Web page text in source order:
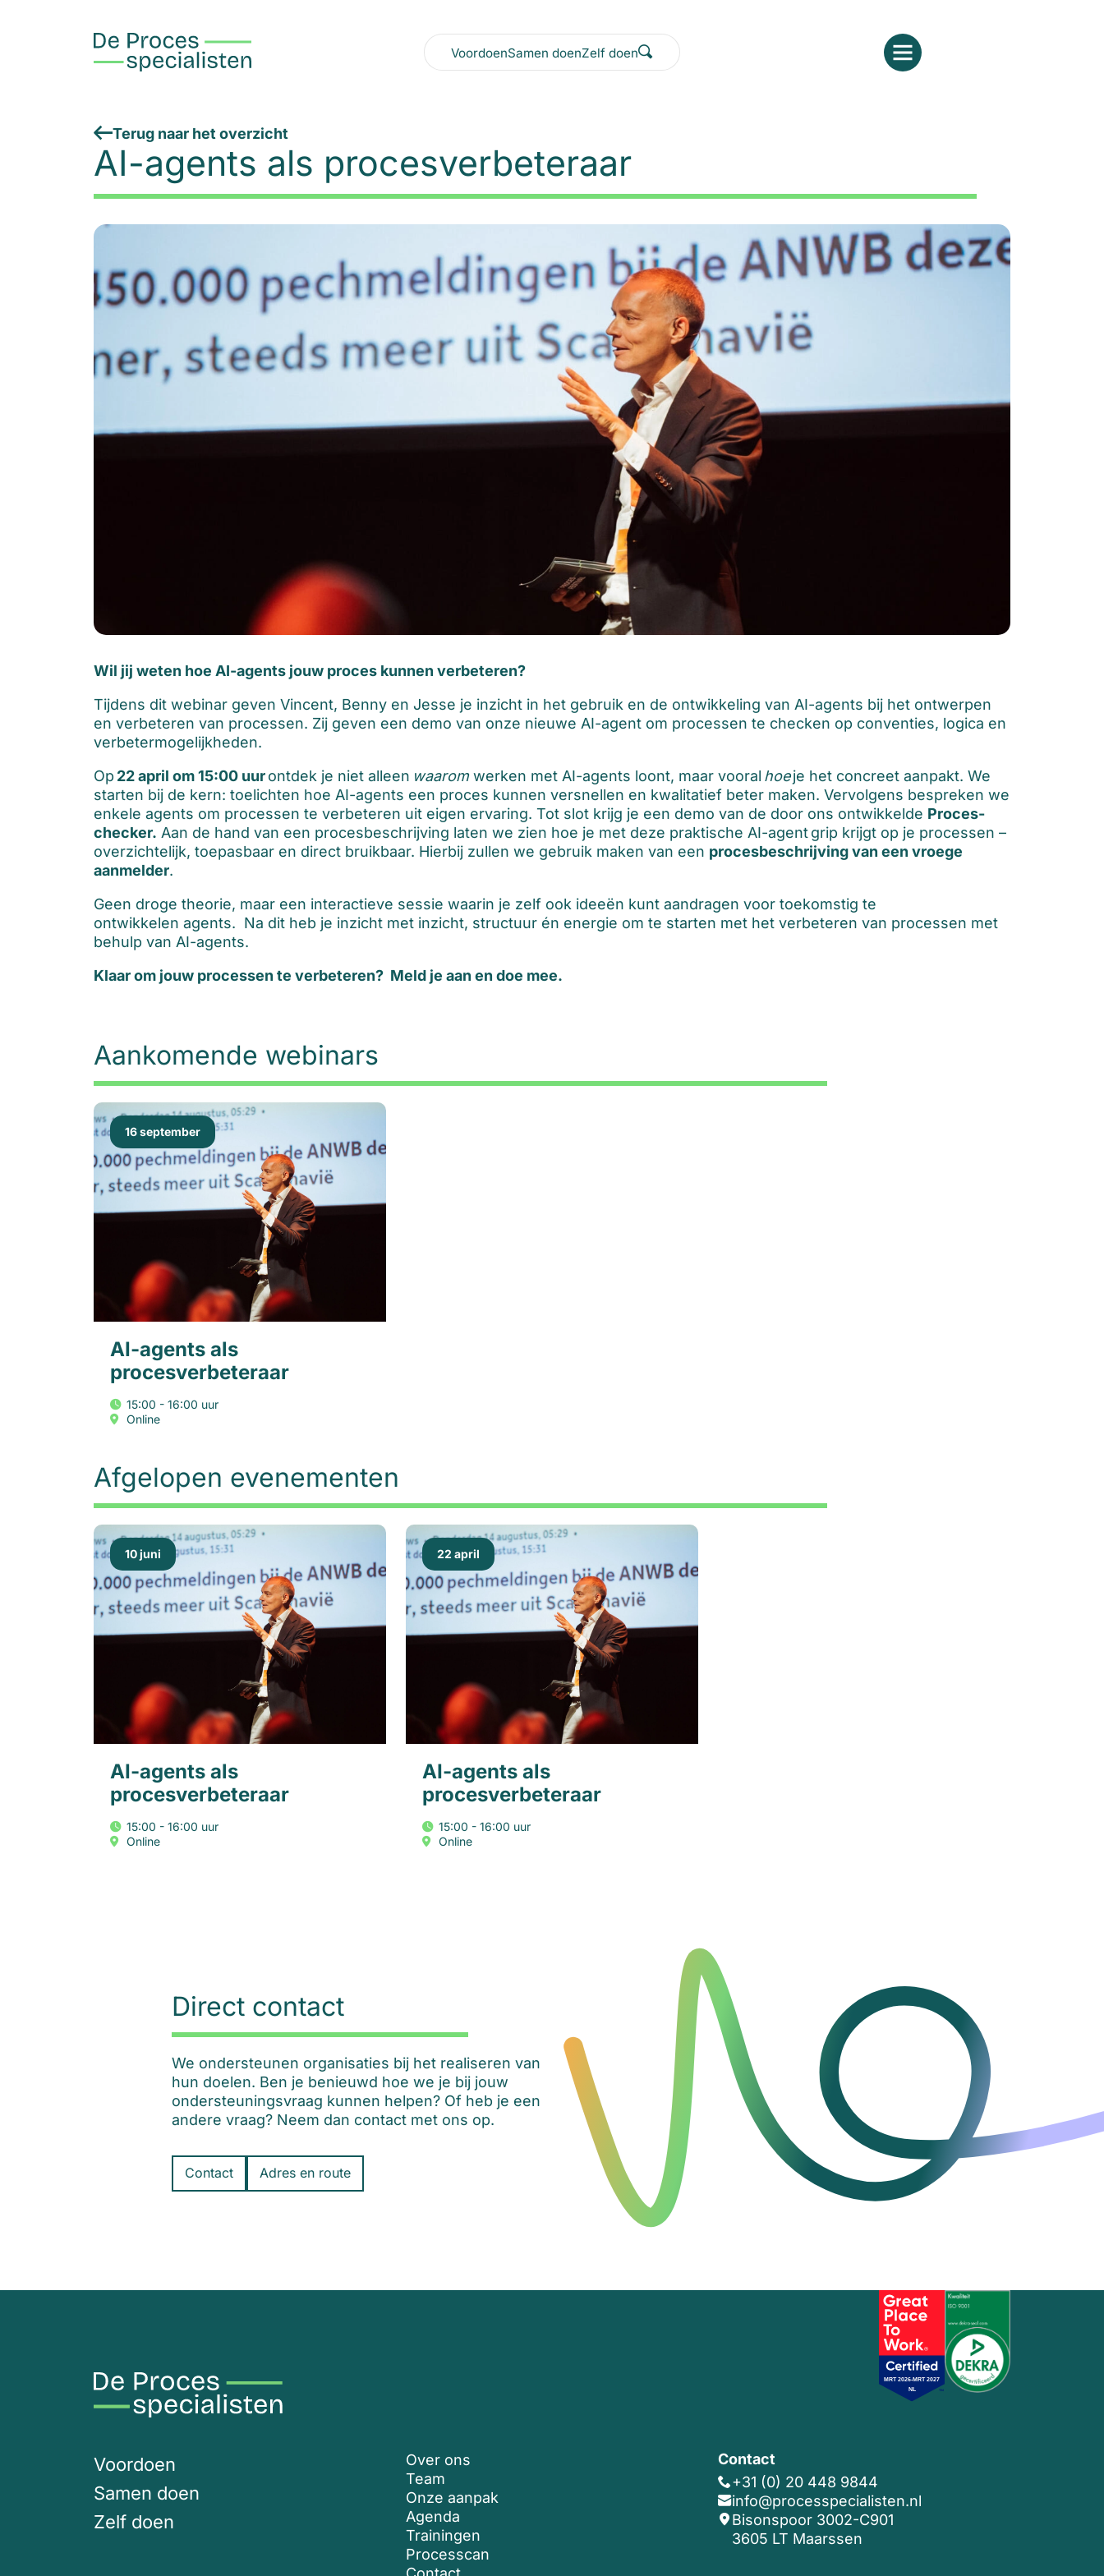
VoordoenSamen doenZelf doen
Terug naar het overzicht
AI-agents als procesverbeteraar
Wil jij weten hoe AI-agents jouw proces kunnen verbeteren?
Tijdens dit webinar geven Vincent, Benny en Jesse je inzicht in het gebruik en de ontwikkeling van AI-agents bij het ontwerpen
en verbeteren van processen. Zij geven een demo van onze nieuwe AI-agent om processen te checken op conventies, logica en
verbetermogelijkheden.
Op 22 april om 15:00 uurontdek je niet alleen waaromwerken met AI-agents loont, maar vooral hoeje het concreet aanpakt. We
starten bij de kern: toelichten hoe AI-agents een proces kunnen versnellen en kwalitatief beter maken. Vervolgens bespreken we
enkele agents om processen te verbeteren uit eigen ervaring. Tot slot krijg je een demo van de door ons ontwikkelde Proces-
checker. Aan de hand van een procesbeschrijving laten we zien hoe je met deze praktische AI-agent grip krijgt op je processen –
overzichtelijk, toepasbaar en direct bruikbaar. Hierbij zullen we gebruik maken van een procesbeschrijving van een vroege
aanmelder.
Geen droge theorie, maar een interactieve sessie waarin je zelf ook ideeën kunt aandragen voor toekomstig te
ontwikkelen agents. Na dit heb je inzicht met inzicht, structuur én energie om te starten met het verbeteren van processen met
behulp van AI-agents.
Klaar om jouw processen te verbeteren? Meld je aan en doe mee.
Aankomende webinars
AI-agents als
procesverbeteraar
15:00 - 16:00 uur
Online
16 september
Afgelopen evenementen
AI-agents als
procesverbeteraar
15:00 - 16:00 uur
Online
10 juni
AI-agents als
procesverbeteraar
15:00 - 16:00 uur
Online
22 april
Direct contact
We ondersteunen organisaties bij het realiseren van
hun doelen. Ben je benieuwd hoe we je bij jouw
ondersteuningsvraag kunnen helpen? Of heb je een
andere vraag? Neem dan contact met ons op.
Contact Adres en route
Voordoen
Samen doen
Zelf doen
Over ons
Team
Onze aanpak
Agenda
Trainingen
Processcan
Contact
+31 (0) 20 448 9844
info@processpecialisten.nl
Bisonspoor 3002-C901
3605 LT Maarssen